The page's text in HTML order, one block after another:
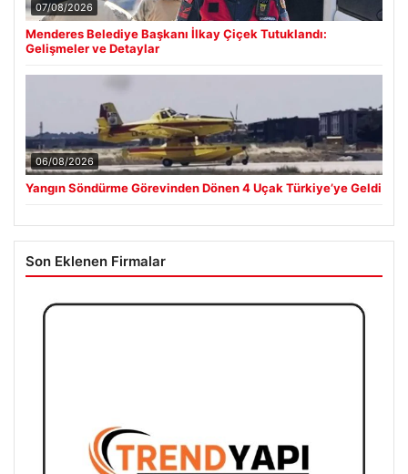
07/08/2026
Menderes Belediye Başkanı İlkay Çiçek Tutuklandı:
Gelişmeler ve Detaylar
06/08/2026
Yangın Söndürme Görevinden Dönen 4 Uçak Türkiye’ye Geldi
Son Eklenen Firmalar